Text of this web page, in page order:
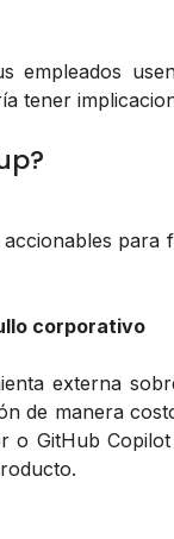
empleados
tener
corporativo
externa
de manera
o GitHub